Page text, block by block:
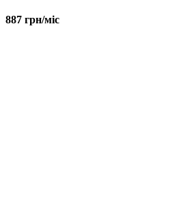
887 грн/міс